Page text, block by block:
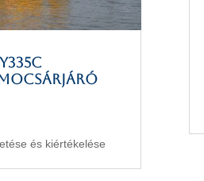
és kiértékelése